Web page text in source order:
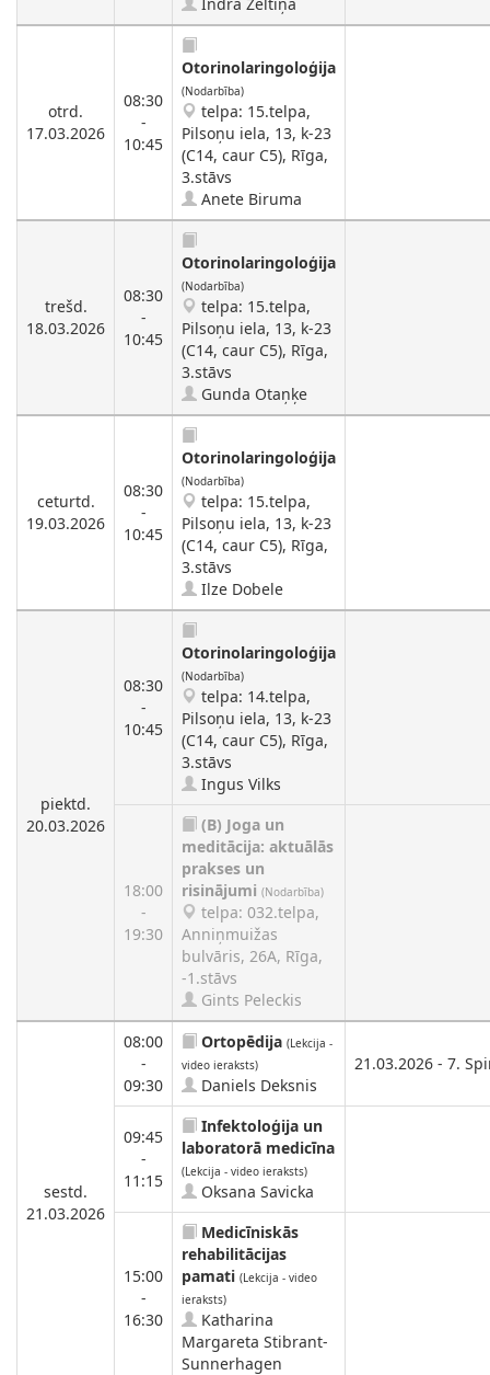
otrd.
17.03.2026
08:30
-
10:45
Otorinolaringoloģija
(Nodarbība)
telpa: 15.telpa,
Pilsoņu iela, 13, k-23
(C14, caur C5), Rīga,
3.stāvs
Anete Biruma
trešd.
18.03.2026
08:30
-
10:45
Otorinolaringoloģija
(Nodarbība)
telpa: 15.telpa,
Pilsoņu iela, 13, k-23
(C14, caur C5), Rīga,
3.stāvs
Gunda Otaņķe
ceturtd.
19.03.2026
08:30
-
10:45
Otorinolaringoloģija
(Nodarbība)
telpa: 15.telpa,
Pilsoņu iela, 13, k-23
(C14, caur C5), Rīga,
3.stāvs
Ilze Dobele
piektd.
20.03.2026
08:30
-
10:45
Otorinolaringoloģija
(Nodarbība)
telpa: 14.telpa,
Pilsoņu iela, 13, k-23
(C14, caur C5), Rīga,
3.stāvs
Ingus Vilks
18:00
-
19:30
(B) Joga un
meditācija: aktuālās
prakses un
risinājumi (Nodarbība)
telpa: 032.telpa,
Anniņmuižas
bulvāris, 26A, Rīga,
-1.stāvs
Gints Peleckis
sestd.
21.03.2026
08:00
-
09:30
Ortopēdija (Lekcija -
video ieraksts)
Daniels Deksnis
21.03.2026 - 7.
09:45
-
11:15
Infektoloģija un
laboratorā medicīna
(Lekcija - video ieraksts)
Oksana Savicka
15:00
-
16:30
Medicīniskās
rehabilitācijas
pamati (Lekcija - video
ieraksts)
Katharina
Margareta Stibrant-
Sunnerhagen